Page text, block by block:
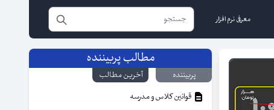
معرفی نرم افزار
مطالب پربیننده
پربیننده
آخرین مطالب
قوانین کلاس و مدرسه